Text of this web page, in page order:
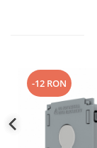
-12 RON